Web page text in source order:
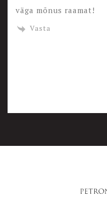
väga mõnus raamat!
Vasta